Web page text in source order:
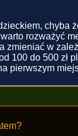
chyba
rozważyć
zmieniać w
100 do 500 zł
pierwszym